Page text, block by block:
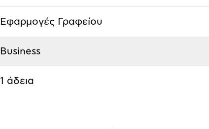
Εφαρμογές Γραφείου
Business
1 άδεια